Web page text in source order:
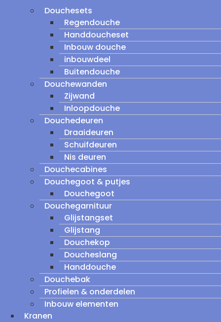
Douchesets
Regendouche
Handdoucheset
Inbouw douche
inbouwdeel
Buitendouche
Douchewanden
Zijwand
Inloopdouche
Douchedeuren
Draaideuren
Schuifdeuren
Nis deuren
Douchecabines
Douchegoot & putjes
Douchegoot
Douchegarnituur
Glijstangset
Glijstang
Douchekop
Doucheslang
Handdouche
Douchebak
Profielen & onderdelen
Inbouw elementen
Kranen